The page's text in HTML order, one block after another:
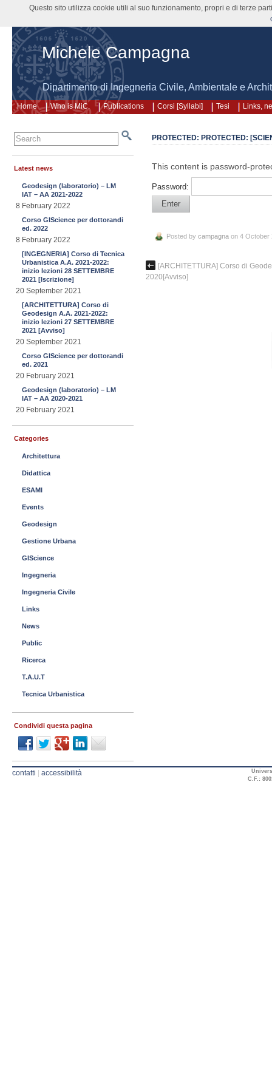
Michele Campagna
Dipartimento di Ingegneria Civile, Ambientale e
Home Who is MiC. Publications Corsi [Syllabi] Tesi Links,
PROTECTED: PROTECTED:
This content is password-
Password:
Posted by campagna on 4 October
[ARCHITETTURA] Corso di
2020[Avviso]
Latest news
Geodesign (laboratorio) – LM
IAT – AA 2021-2022
8 February 2022
Corso GIScience per dottorandi
ed. 2022
8 February 2022
[INGEGNERIA] Corso di Tecnica
Urbanistica A.A. 2021-2022:
inizio lezioni 28 SETTEMBRE
2021 [Iscrizione]
20 September 2021
[ARCHITETTURA] Corso di
Geodesign A.A. 2021-2022:
inizio lezioni 27 SETTEMBRE
2021 [Avviso]
20 September 2021
Corso GIScience per dottorandi
ed. 2021
20 February 2021
Geodesign (laboratorio) – LM
IAT – AA 2020-2021
20 February 2021
Categories
Architettura
Didattica
ESAMI
Events
Geodesign
Gestione Urbana
GIScience
Ingegneria
Ingegneria Civile
Links
News
Public
Ricerca
T.A.U.T
Tecnica Urbanistica
Condividi questa pagina
contatti | accessibilità
C.F.:
Questo sito utilizza cookie utili al suo funzionamento, propri e di terze